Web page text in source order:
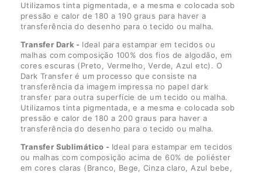
Utilizamos tinta pigmentada, e a mesma e colocada sob
pressão e calor de 180 a 190 graus para haver a
transferência do desenho para o tecido ou malha.
Transfer Dark - Ideal para estampar em tecidos ou
malhas com composição 100% dos fios de algodão, em
cores escuras (Preto, Vermelho, Verde, Azul etc). O
Dark Transfer é um processo que consiste na
transferência da imagem impressa no papel dark
transfer para outra superfície de um tecido ou malha.
Utilizamos tinta pigmentada, e a mesma e colocada sob
pressão e calor de 180 a 200 graus para haver a
transferência do desenho para o tecido ou malha.
Transfer Sublimático - Ideal para estampar em tecidos
ou malhas com composição acima de 60% de poliéster
em cores claras (Branco, Bege, Cinza claro, Azul bebe,